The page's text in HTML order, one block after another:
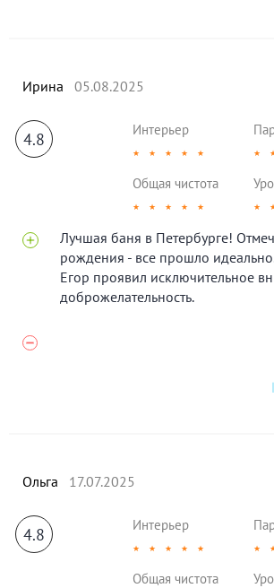
Ирина 05.08.2025
4.8 Интерьер
★ ★ ★ ★ ★ ★
Общая чистота
★ ★ ★ ★ ★ ★
Лучшая баня в Петербурге!
рождения - все прошло
Егор проявил исключительное
доброжелательность.
Ольга 17.07.2025
4.8 Интерьер
★ ★ ★ ★ ★ ★
Общая чистота